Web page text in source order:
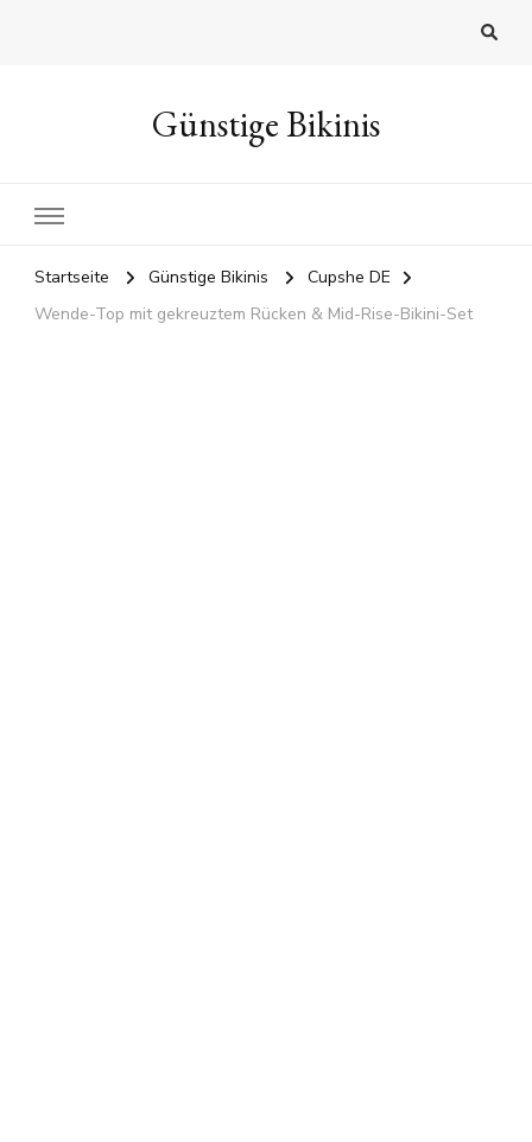
Günstige Bikinis
Startseite Günstige Bikinis
Cupshe DE
Wende-Top mit gekreuztem Rücken & Mid-Rise-Bikini-Set